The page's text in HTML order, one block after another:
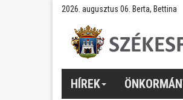
2026. augusztus 06. Berta, Bettina
HÍREK